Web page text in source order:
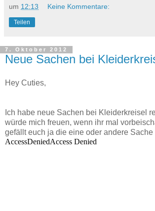
um 12:13 Keine Kommentare:
Teilen
7. Oktober 2012
Neue Sachen bei
Hey Cuties,
Ich habe neue Sachen bei Kleiderkreisel
würde mich freuen, wenn ihr mal
gefällt euch ja die eine oder andere Sache